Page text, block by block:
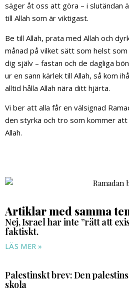
säger åt oss att göra – i slutändan
till Allah som är viktigast.
Be till Allah, prata med Allah och
månad på vilket sätt som helst
dig själv – fastan och de dagliga
ur en sann kärlek till Allah, så kom
alltid hålla Allah nära ditt hjärta.
Vi ber att alla får en välsignad
den styrka och tro som kommer
Allah.
Artiklar med samma
Nej, Israel har inte ”rätt att
faktiskt.
LÄS MER »
Palestinskt brev: Den
skola